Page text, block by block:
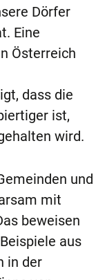
Dörfer
Eine
Österreich
dass die
ist,
wird.
und
mit
beweisen
aus
in der